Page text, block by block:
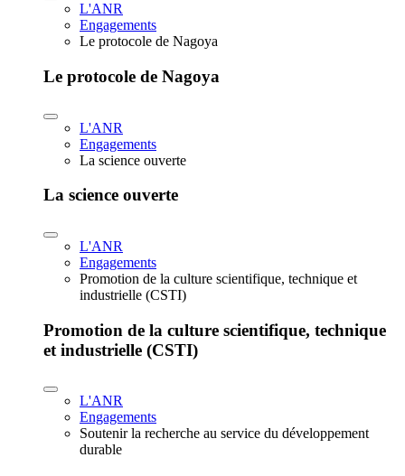
L'ANR
Engagements
Le protocole de Nagoya
Le protocole de Nagoya
L'ANR
Engagements
La science ouverte
La science ouverte
L'ANR
Engagements
Promotion de la culture scientifique, technique et
industrielle (CSTI)
Promotion de la culture scientifique, technique
et industrielle (CSTI)
L'ANR
Engagements
Soutenir la recherche au service du développement
durable